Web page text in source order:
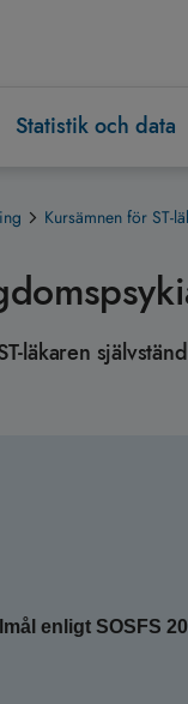
Statistik och data
Kursämnen för ST-
läkaren
enligt SOSFS